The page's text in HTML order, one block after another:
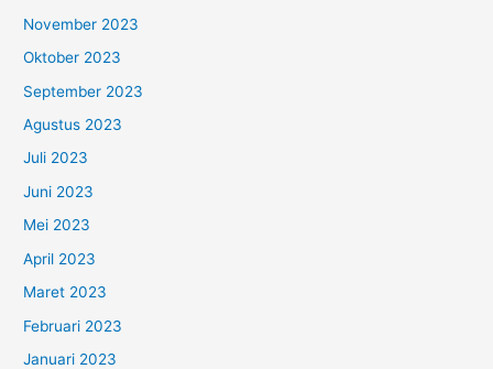
November 2023
Oktober 2023
September 2023
Agustus 2023
Juli 2023
Juni 2023
Mei 2023
April 2023
Maret 2023
Februari 2023
Januari 2023